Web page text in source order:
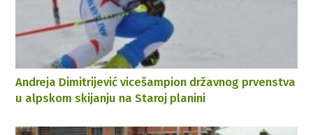
Andreja Dimitrijević vicešampion državnog prvenstva
u alpskom skijanju na Staroj planini